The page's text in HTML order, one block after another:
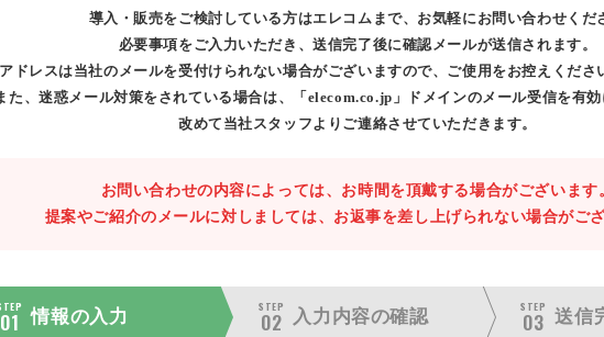
導入・販売をご検討している方はエレコムまで、お気軽にお問い合わせくだ
必要事項をご入力いただき、送信完了後に確認メールが送信されます。
ドレスは当社のメールを受付けられない場合がございますので、ご使用をお控えくださ
た、迷惑メール対策をされている場合は、「elecom.co.jp」ドメインのメール受信を有効
改めて当社スタッフよりご連絡させていただきます。
お問い合わせの内容によっては、お時間を頂戴する場合がございます
提案やご紹介のメールに対しましては、お返事を差し上げられない場合がござ
01 情報の入力
STEP
02 入力内容の確認
STEP
03 送信